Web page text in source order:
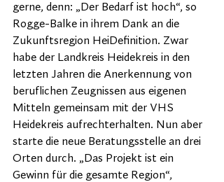
gerne, denn: „Der Bedarf ist hoch“, so
Rogge-Balke in ihrem Dank an die
Zukunftsregion HeiDefinition. Zwar
habe der Landkreis Heidekreis in den
letzten Jahren die Anerkennung von
beruflichen Zeugnissen aus eigenen
Mitteln gemeinsam mit der VHS
Heidekreis aufrechterhalten. Nun aber
starte die neue Beratungsstelle an drei
Orten durch. „Das Projekt ist ein
Gewinn für die gesamte Region“,